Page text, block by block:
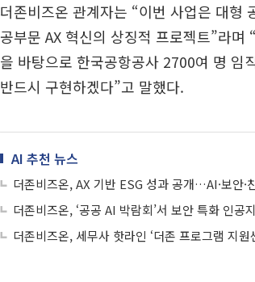
더존비즈온 관계자는 “이번 사업은 대형
공부문 AX 혁신의 상징적 프로젝트”라
을 바탕으로 한국공항공사 2700여 명 임
반드시 구현하겠다”고 말했다.
AI 추천 뉴스
더존비즈온, AX 기반 ESG 성과 공개…AI·보안·
더존비즈온, ‘공공 AI 박람회’서 보안 특화 인공
더존비즈온, 세무사 핫라인 ‘더존 프로그램 지원